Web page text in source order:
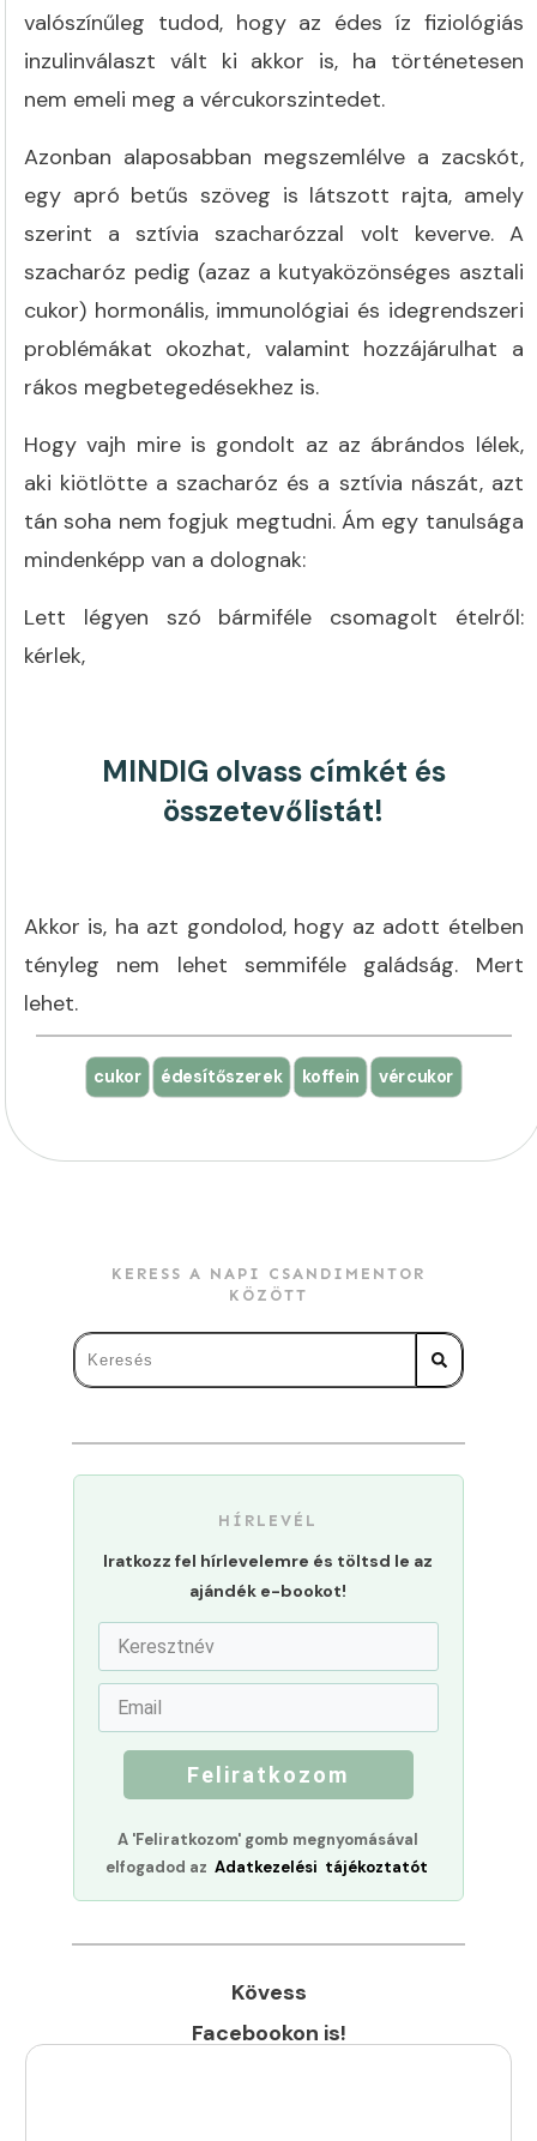
valószínűleg tudod, hogy az édes íz fiziológiás
inzulinválaszt vált ki akkor is, ha történetesen
nem emeli meg a vércukorszintedet.
Azonban alaposabban megszemlélve a zacskót,
egy apró betűs szöveg is látszott rajta, amely
szerint a sztívia szacharózzal volt keverve. A
szacharóz pedig (azaz a kutyaközönséges asztali
cukor) hormonális, immunológiai és idegrendszeri
problémákat okozhat, valamint hozzájárulhat a
rákos megbetegedésekhez is.
Hogy vajh mire is gondolt az az ábrándos lélek,
aki kiötlötte a szacharóz és a sztívia nászát, azt
tán soha nem fogjuk megtudni. Ám egy tanulsága
mindenképp van a dolognak:
Lett légyen szó bármiféle csomagolt ételről:
kérlek,
MINDIG olvass címkét és
összetevőlistát!
Akkor is, ha azt gondolod, hogy az adott ételben
tényleg nem lehet semmiféle galádság. Mert
lehet.
cukor édesítőszerek koffein vércukor
KERESS A NAPI CSANDIMENTOR
KÖZÖTT
HÍRLEVÉL
Iratkozz fel hírlevelemre és töltsd le az
ajándék e-bookot!
Feliratkozom
A 'Feliratkozom' gomb megnyomásával
elfogadod az Adatkezelési tájékoztatót
Kövess
Facebookon is!